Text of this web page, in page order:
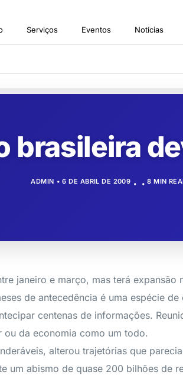
Serviços Eventos Notícias
brasileira
ADMIN 6 DE ABRIL DE 2009 8 MIN
janeiro e março, mas terá expansão
de antecedência é uma espécie
centenas de informações.
ou da economia como um todo.
alterou trajetórias que
um abismo de quase 200 bilhões de